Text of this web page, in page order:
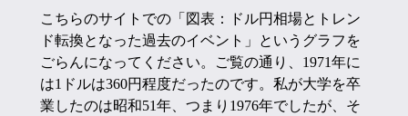
こちらのサイトでの「図表：ドル円相場とトレン
ド転換となった過去のイベント」というグラフを
ごらんになってください。ご覧の通り、1971年に
は1ドルは360円程度だったのです。私が大学を卒
業したのは昭和51年、つまり1976年でしたが、そ